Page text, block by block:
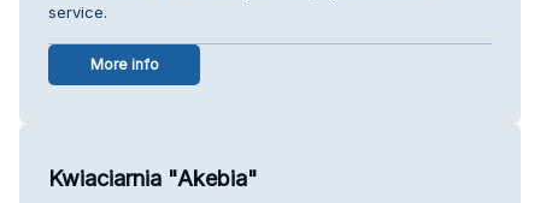
service.
More info
Kwiaciarnia "Akebia"